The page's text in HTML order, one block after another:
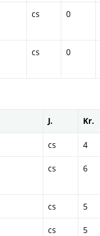
cs 0
cs 0
J. Kr.
cs 4
cs 6
cs 5
cs 5